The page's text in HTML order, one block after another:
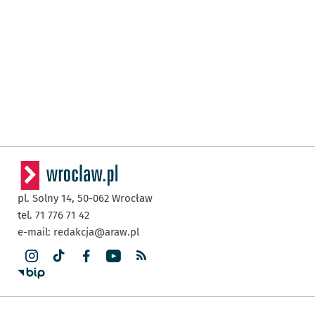
pl. Solny 14, 50-062 Wrocław
tel. 71 776 71 42
e-mail: redakcja@araw.pl